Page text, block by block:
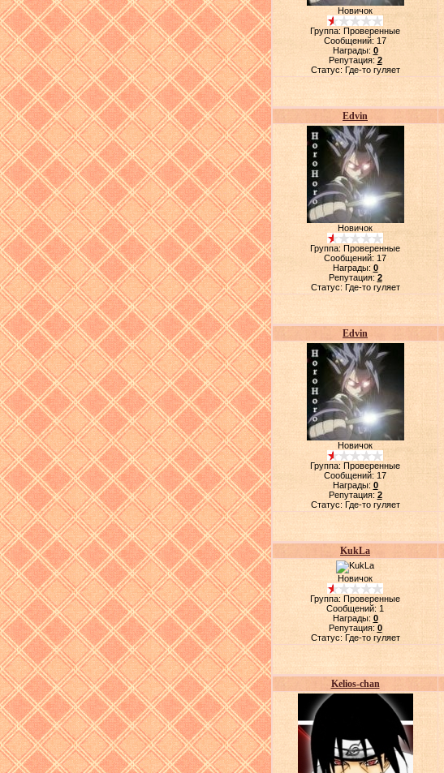
Новичок
Группа: Проверенные
Сообщений: 17
Награды: 0
Репутация: 2
Статус: Где-то гуляет
Edvin
Новичок
Группа: Проверенные
Сообщений: 17
Награды: 0
Репутация: 2
Статус: Где-то гуляет
Edvin
Новичок
Группа: Проверенные
Сообщений: 17
Награды: 0
Репутация: 2
Статус: Где-то гуляет
KukLa
Новичок
Группа: Проверенные
Сообщений: 1
Награды: 0
Репутация: 0
Статус: Где-то гуляет
Kelios-chan